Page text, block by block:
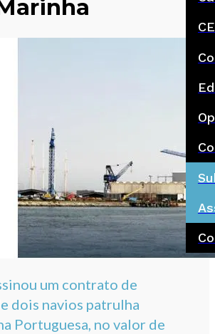
um contrato de
dois navios patrulha
Portuguesa, no valor de